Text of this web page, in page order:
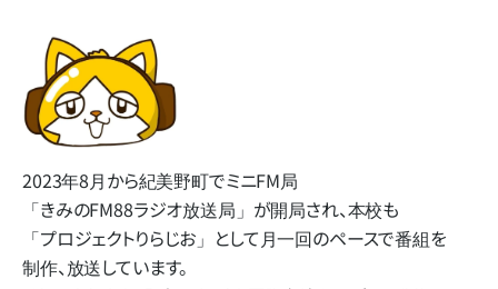
2023年8月から​紀美野町で​ミニFM局​
「きみのFM88ラジオ放送局」 が​開局され、​本校も​
「プロジェクトりらじお」と​して​月一回の​ペースで​番組を​
制作、​放送しています。